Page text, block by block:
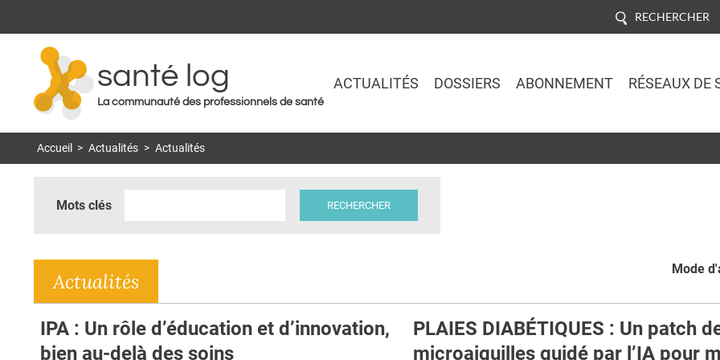
RECHERCHER
santé log
La communauté des professionnels de santé
ACTUALITÉS DOSSIERS ABONNEMENT RÉSEAUX DE
Accueil > Actualités > Actualités
Mots clés
Mode
Actualités
IPA : Un rôle d’éducation et d’innovation,
bien au-delà des soins
PLAIES DIABÉTIQUES : Un patch
microaiguilles guidé par l’IA pour